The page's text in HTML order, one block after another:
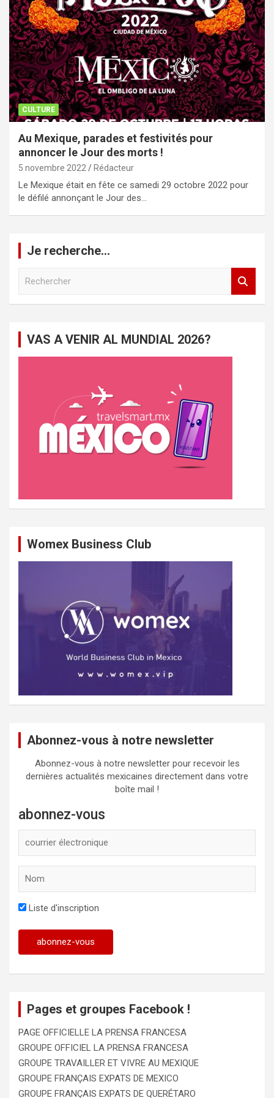
CULTURE
Au Mexique, parades et festivités pour
annoncer le Jour des morts !
5 novembre 2022 Rédacteur
Le Mexique était en fête ce samedi 29 octobre 2022 pour
le défilé annonçant le Jour des…
Je recherche…
c
VAS A VENIR AL MUNDIAL 2026?
Womex Business Club
Abonnez-vous à notre newsletter
Abonnez-vous à notre newsletter pour recevoir les
dernières actualités mexicaines directement dans votre
boîte mail !
abonnez-vous
Liste d'inscription
Pages et groupes Facebook !
PAGE OFFICIELLE LA PRENSA FRANCESA
GROUPE OFFICIEL LA PRENSA FRANCESA
GROUPE TRAVAILLER ET VIVRE AU MEXIQUE
GROUPE FRANÇAIS EXPATS DE MEXICO
GROUPE FRANÇAIS EXPATS DE QUERÉTARO